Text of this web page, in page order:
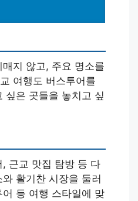
지 않고, 주요 명소를
여행도 버스투어를
싶은 곳들을 놓치고 싶
근교 맛집 탐방 등 다
활기찬 시장을 둘러
등 여행 스타일에 맞